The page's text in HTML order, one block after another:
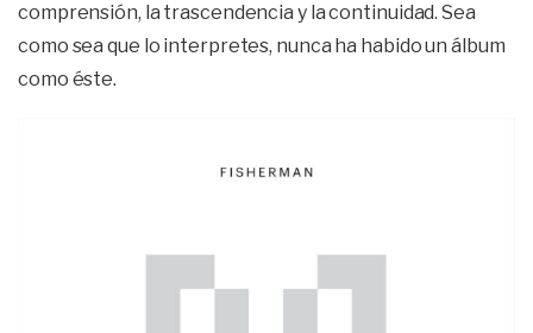
comprensión, la trascendencia y la continuidad. Sea
como sea que lo interpretes, nunca ha habido un álbum
como éste.